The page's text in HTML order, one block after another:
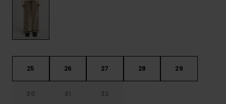
25 26 27 28 29
30 31 32